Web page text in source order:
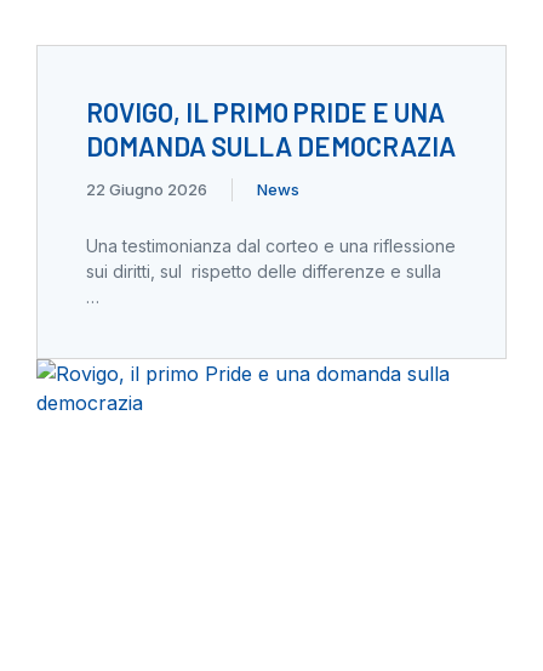
ROVIGO, IL PRIMO PRIDE E UNA
DOMANDA SULLA DEMOCRAZIA
22 Giugno 2026 News
Una testimonianza dal corteo e una riflessione
sui diritti, sul rispetto delle differenze e sulla
…